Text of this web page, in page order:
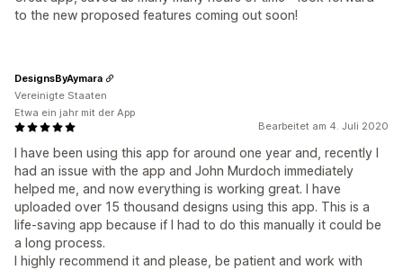
to the new proposed features coming out soon!
Bearbeitet am 4. Juli 2020
I have been using this app for around one year and, recently I
had an issue with the app and John Murdoch immediately
helped me, and now everything is working great. I have
uploaded over 15 thousand designs using this app. This is a
life-saving app because if I had to do this manually it could be
a long process.
I highly recommend it and please, be patient and work with
DesignsByAymara
Vereinigte Staaten
Etwa ein jahr mit der App